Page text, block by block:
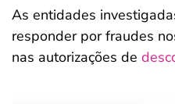
As entidades
responder por fraudes
nas autorizações de